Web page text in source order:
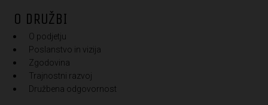
O DRUŽBI
O podjetju
Poslanstvo in vizija
Zgodovina
Trajnostni razvoj
Družbena odgovornost